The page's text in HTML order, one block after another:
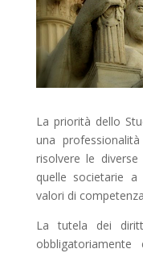
La priorità dello
una
risolvere le
quelle societarie
valori di
La tutela dei